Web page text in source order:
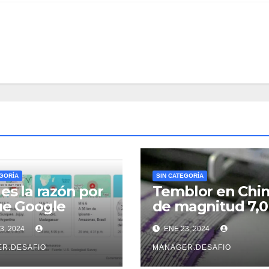
la razón por
Google
sobre un
antes que el
Geológico
2024
SIN CATEGORÍA
Temblor en
de magnitud 7,0
sacudió la
de Xinjiang
ENE 23, 2024
MANAGER.DESAFIO